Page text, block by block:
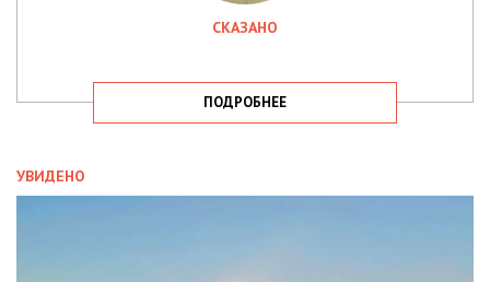
СКАЗАНО
ПОДРОБНЕЕ
УВИДЕНО